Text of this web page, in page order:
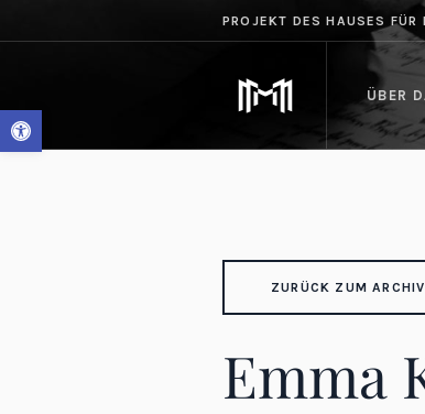
Werkzeugleiste öffnen
PROJEKT DES HAUSES
ÜBER
ZURÜCK ZUM ARCHIV
Emma